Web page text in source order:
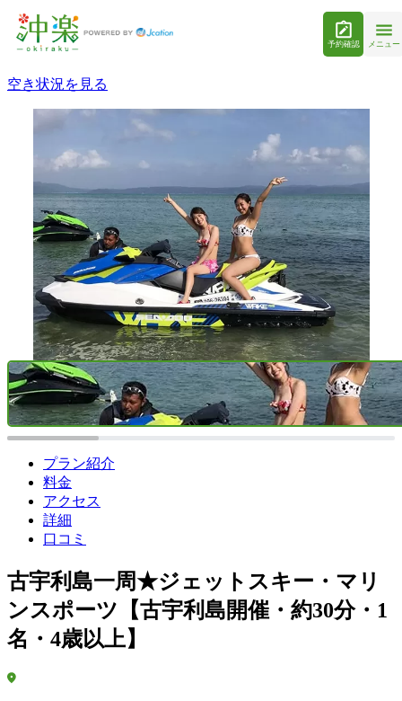
予約確認 メニュー
空き状況を見る
プラン紹介
料金
アクセス
詳細
口コミ
古宇利島一周★ジェットスキー・マリ
ンスポーツ【古宇利島開催・約30分・1
名・4歳以上】